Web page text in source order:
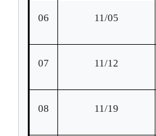
06 11/05
07 11/12
08 11/19